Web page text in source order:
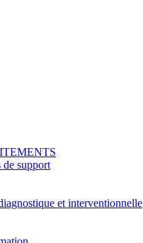
de support
et interventionnelle